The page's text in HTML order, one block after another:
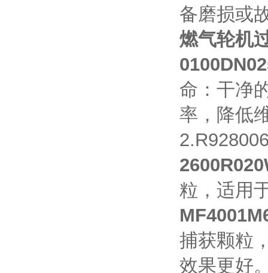
备磨损或
燃气轮机
命：干净
率，降低
粒，适用
捕获颗粒
效果更好